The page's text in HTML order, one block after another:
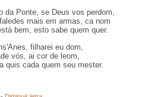
da Ponte, se Deus vos perdom,
mais em armas, ca nom
bem, esto sabe quem quer.
filharei eu dom,
vós, ai cor de leom,
quis cada quem seu mester.